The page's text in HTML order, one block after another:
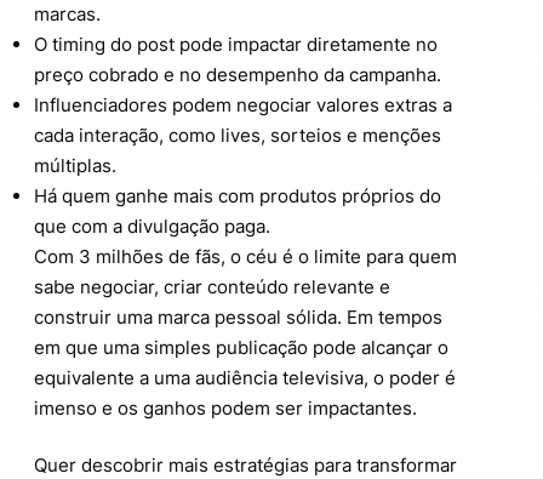
marcas.
O timing do post pode impactar diretamente no
preço cobrado e no desempenho da campanha.
Influenciadores podem negociar valores extras a
cada interação, como lives, sorteios e menções
múltiplas.
Há quem ganhe mais com produtos próprios do
que com a divulgação paga.
Com 3 milhões de fãs, o céu é o limite para quem
sabe negociar, criar conteúdo relevante e
construir uma marca pessoal sólida. Em tempos
em que uma simples publicação pode alcançar o
equivalente a uma audiência televisiva, o poder é
imenso e os ganhos podem ser impactantes.
Quer descobrir mais estratégias para transformar